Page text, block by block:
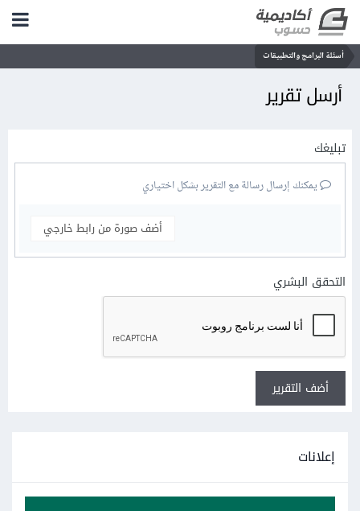
أسئلة البرامج والتطبيقات
أرسل تقرير
تبليغك
يمكنك إرسال رسالة مع التقرير بشكل اختياري
أضف صورة من رابط خارجي
التحقق البشري
أضف التقرير
إعلانات